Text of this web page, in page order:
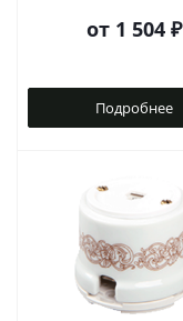
от 1 504 ₽
Подробнее